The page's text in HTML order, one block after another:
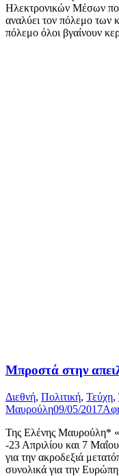
Ηλεκτρονικών Μέσων
αναλύει τον πόλεμο των
πόλεμο όλοι βγαίνουν
Μπροστά στην
Διεθνή, Πολιτική, Τεύχη,
Μαυρούλη09/05/2017
Της Ελένης Μαυρούλη*
-23 Απριλίου και 7
για την ακροδεξιά
συνολικά για την Ευρώπη